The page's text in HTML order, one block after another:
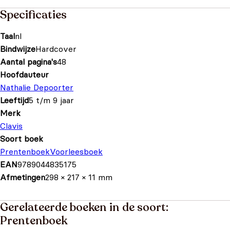
Specificaties
Taalnl
BindwijzeHardcover
Aantal pagina's48
Hoofdauteur
Nathalie Depoorter
Leeftijd5 t/m 9 jaar
Merk
Clavis
Soort boek
PrentenboekVoorleesboek
EAN9789044835175
Afmetingen298 × 217 × 11 mm
Gerelateerde boeken in de soort:
Prentenboek